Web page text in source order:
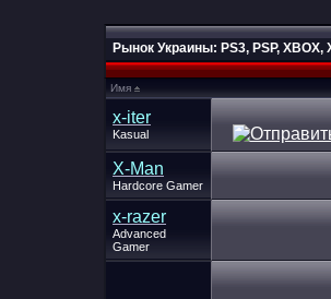
Рынок Украины: PS3, PSP,
Имя
x-iter
Kasual
X-Man
Hardcore Gamer
x-razer
Advanced
Gamer